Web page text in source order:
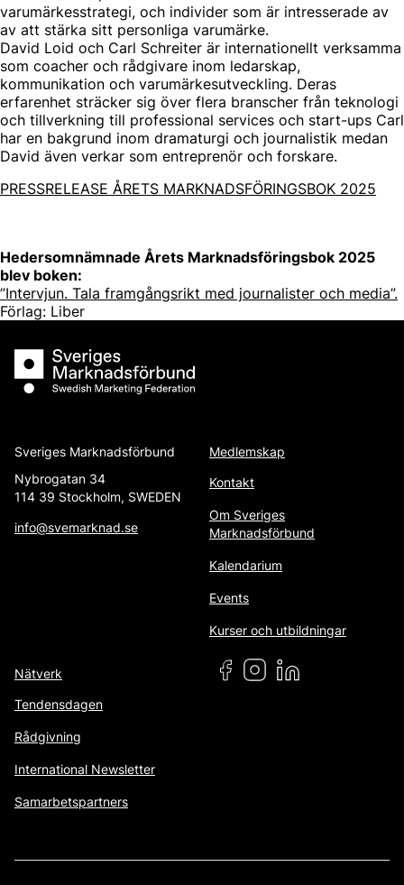
varumärkesstrategi, och individer som är intresserade av
av att stärka sitt personliga varumärke.
David Loid och Carl Schreiter är internationellt verksamma
som coacher och rådgivare inom ledarskap,
kommunikation och varumärkesutveckling. Deras
erfarenhet sträcker sig över flera branscher från teknologi
och tillverkning till professional services och start-ups Carl
har en bakgrund inom dramaturgi och journalistik medan
David även verkar som entreprenör och forskare.
PRESSRELEASE ÅRETS MARKNADSFÖRINGSBOK 2025
Hedersomnämnade Årets Marknadsföringsbok 2025
blev boken:
”Intervjun. Tala framgångsrikt med journalister och media”.
Förlag: Liber
Sveriges Marknadsförbund
Sveriges Marknadsförbund
Nybrogatan 34
114 39 Stockholm, SWEDEN
info@svemarknad.se
Medlemskap
Kontakt
Om Sveriges
Marknadsförbund
Kalendarium
Events
Kurser och utbildningar
Nätverk
Tendensdagen
Rådgivning
International Newsletter
Samarbetspartners